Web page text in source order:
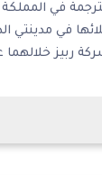
في
في مدينتي
ربيز